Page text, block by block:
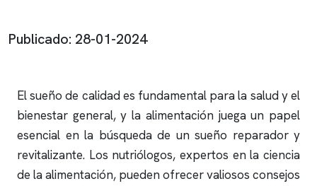
Publicado: 28-01-2024
El sueño de calidad es fundamental para la salud y el
bienestar general, y la alimentación juega un papel
esencial en la búsqueda de un sueño reparador y
revitalizante. Los nutriólogos, expertos en la ciencia
de la alimentación, pueden ofrecer valiosos consejos